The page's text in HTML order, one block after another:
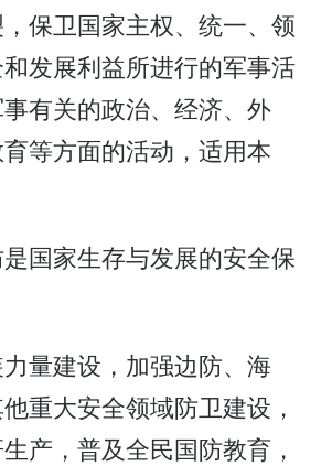
保卫国家主权、统一、领
发展利益所进行的军事活
有关的政治、经济、外
等方面的活动，适用本
国家生存与发展的安全保
量建设，加强边防、海
重大安全领域防卫建设，
产，普及全民国防教育，